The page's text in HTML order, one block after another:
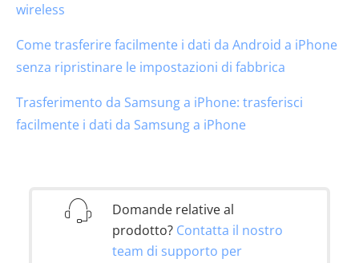
wireless
Come trasferire facilmente i dati da Android a iPhone
senza ripristinare le impostazioni di fabbrica
Trasferimento da Samsung a iPhone: trasferisci
facilmente i dati da Samsung a iPhone
Domande relative al
prodotto? Contatta il nostro
team di supporto per